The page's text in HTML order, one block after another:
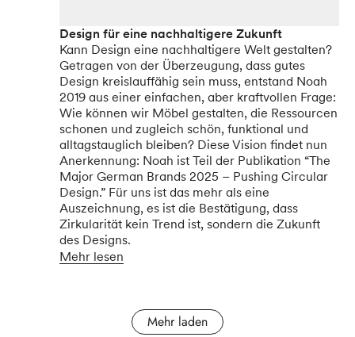
Design für eine nachhaltigere Zukunft
Kann Design eine nachhaltigere Welt gestalten?
Getragen von der Überzeugung, dass gutes
Design kreislauffähig sein muss, entstand Noah
2019 aus einer einfachen, aber kraftvollen Frage:
Wie können wir Möbel gestalten, die Ressourcen
schonen und zugleich schön, funktional und
alltagstauglich bleiben? Diese Vision findet nun
Anerkennung: Noah ist Teil der Publikation “The
Major German Brands 2025 – Pushing Circular
Design.” Für uns ist das mehr als eine
Auszeichnung, es ist die Bestätigung, dass
Zirkularität kein Trend ist, sondern die Zukunft
des Designs.
Mehr lesen
Mehr laden